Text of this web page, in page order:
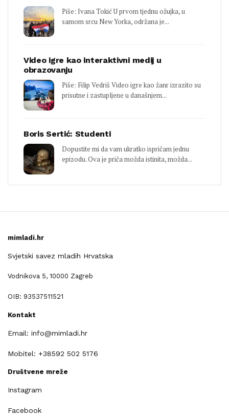
Piše: Ivana Tokić U prvom tjednu ožujka, u
samom srcu New Yorka, održana je...
Video igre kao interaktivni medij u
obrazovanju
Piše: Filip Vedriš Video igre kao žanr izrazito su
prisutne i zastupljene u današnjem...
Boris Sertić: Studenti
Dopustite mi da vam ukratko ispričam jednu
epizodu. Ova je priča možda istinita, možda...
mimladi.hr
Svjetski savez mladih Hrvatska
Vodnikova 5, 10000 Zagreb
OIB: 93537511521
Kontakt
Email: info@mimladi.hr
Mobitel: +38592 502 5176
Društvene mreže
Instagram
Facebook